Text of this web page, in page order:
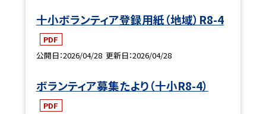
十小ボランティア登録用紙（地域）R8-4
PDF
公開日 2026/04/28 更新日 2026/04/28
ボランティア募集たより（十小R8-4）
PDF